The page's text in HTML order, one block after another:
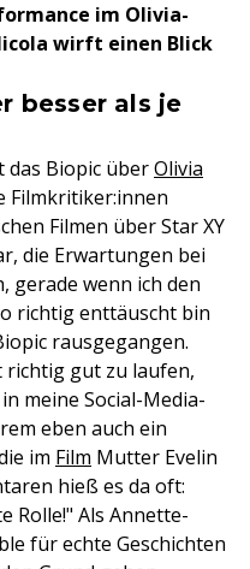
im Olivia-
wirft einen Blick
besser als je
das Biopic überOlivia
Filmkritiker:innen
Filmen über Star XY
die Erwartungen bei
gerade wenn ich den
richtig enttäuscht bin
rausgegangen.
richtig gut zu laufen,
meine Social-Media-
eben auch ein
im Film Mutter Evelin
hieß es da oft:
Rolle!" Als Annette-
für echte Geschichten